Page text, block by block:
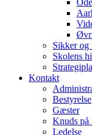
Sikker
Skolens
Kontakt
Bestyrelse
Gæster
Knuds på
Ledelse